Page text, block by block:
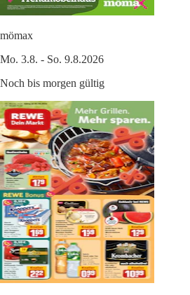
mömax
Mo. 3.8. - So. 9.8.2026
Noch bis morgen gültig